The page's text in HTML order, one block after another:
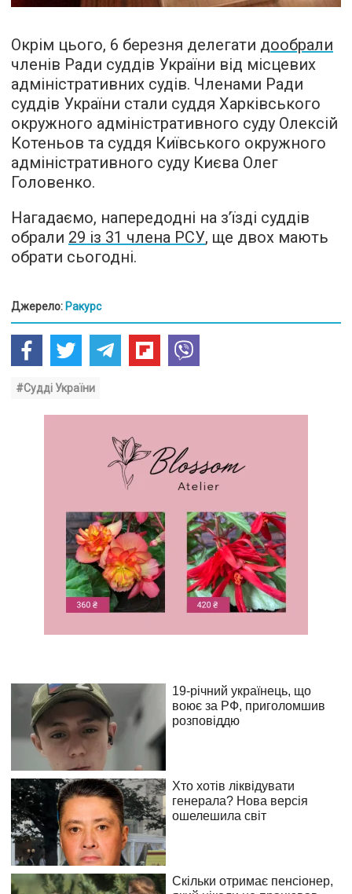
Окрім цього, 6 березня делегати дообрали
членів Ради суддів України від місцевих
адміністративних судів. Членами Ради
суддів України стали суддя Харківського
окружного адміністративного суду Олексій
Котеньов та суддя Київського окружного
адміністративного суду Києва Олег
Головенко.
Нагадаємо, напередодні на з’їзді суддів
обрали 29 із 31 члена РСУ, ще двох мають
обрати сьогодні.
Джерело: Ракурс
#Судді України